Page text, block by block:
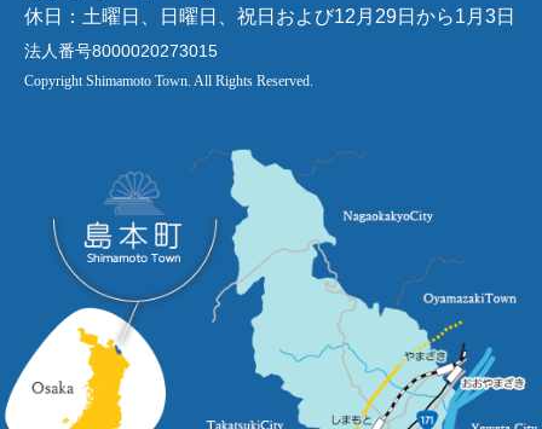
休日：土曜日、日曜日、祝日および12月29日から1月3日
法人番号8000020273015
Copyright Shimamoto Town. All Rights Reserved.